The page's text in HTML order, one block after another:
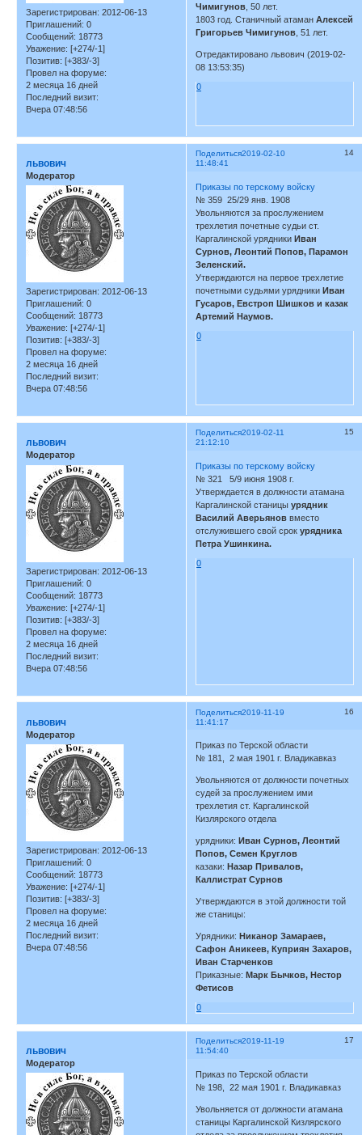
Зарегистрирован: 2012-06-13
Приглашений: 0
Сообщений: 18773
Уважение: [+274/-1]
Позитив: [+383/-3]
Провел на форуме:
2 месяца 16 дней
Последний визит:
Вчера 07:48:56
Чимигунов , 50 лет.
1803 год. Станичный атаманАлексей
Григорьев Чимигунов , 51 лет.
Отредактировано львович (2019-02-
08 13:53:35)
0
Поделиться 14
2019-02-10
11:48:41
львович
Модератор
Зарегистрирован: 2012-06-13
Приглашений: 0
Сообщений: 18773
Уважение: [+274/-1]
Позитив: [+383/-3]
Провел на форуме:
2 месяца 16 дней
Последний визит:
Вчера 07:48:56
Приказы по терскому войску
№ 359 25/29 янв. 1908
Увольняются за прослужением
трехлетия почетные судьи ст.
Каргалинской урядникиИван
Сурнов, Леонтий Попов, Парамон
Зеленский.
Утверждаются на первое трехлетие
почетными судьями урядникиИван
Гусаров, Евстроп Шишков и казак
Артемий Наумов.
0
Поделиться 15
2019-02-11
21:12:10
львович
Модератор
Зарегистрирован: 2012-06-13
Приглашений: 0
Сообщений: 18773
Уважение: [+274/-1]
Позитив: [+383/-3]
Провел на форуме:
2 месяца 16 дней
Последний визит:
Вчера 07:48:56
Приказы по терскому войску
№ 321 5/9 июня 1908 г.
Утверждается в должности атамана
Каргалинской станицыурядник
Василий Аверьянов вместо
отслужившего свой срокурядника
Петра Ушинкина.
0
Поделиться 16
2019-11-19
11:41:17
львович
Модератор
Зарегистрирован: 2012-06-13
Приглашений: 0
Сообщений: 18773
Уважение: [+274/-1]
Позитив: [+383/-3]
Провел на форуме:
2 месяца 16 дней
Последний визит:
Вчера 07:48:56
Приказ по Терской области
№ 181, 2 мая 1901 г. Владикавказ
Увольняются от должности почетных
судей за прослужением ими
трехлетия ст. Каргалинской
Кизлярского отдела
урядники:Иван Сурнов, Леонтий
Попов, Семен Круглов
казаки:Назар Привалов,
Каллистрат Сурнов
Утверждаются в этой должности той
же станицы:
Урядники:Никанор Замараев,
Сафон Аникеев, Куприян Захаров,
Иван Старченков
Приказные:Марк Бычков, Нестор
Фетисов
0
Поделиться 17
2019-11-19
11:54:40
львович
Модератор
Приказ по Терской области
№ 198, 22 мая 1901 г. Владикавказ
Увольняется от должности атамана
станицы Каргалинской Кизлярского